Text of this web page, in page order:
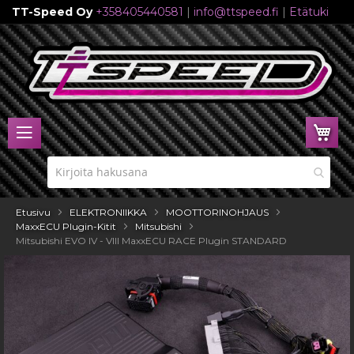
TT-Speed Oy +358405440581 | info@ttspeed.fi | Etätuki
Skip
to
Content
Etusivu ELEKTRONIIKKA
MOOTTORINOHJAUS
MaxxECU Plugin-Kitit
Mitsubishi
Mitsubishi EVO IV - VIII MaxxECU RACE Plugin STANDARD